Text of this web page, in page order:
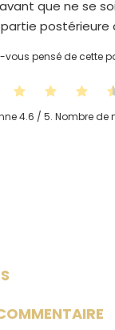
que ne se
postérieure
vous pensé de cette
4.6 / 5. Nombre de